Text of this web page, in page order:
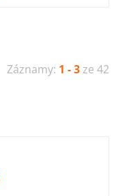
Záznamy: 1 - 3ze 42